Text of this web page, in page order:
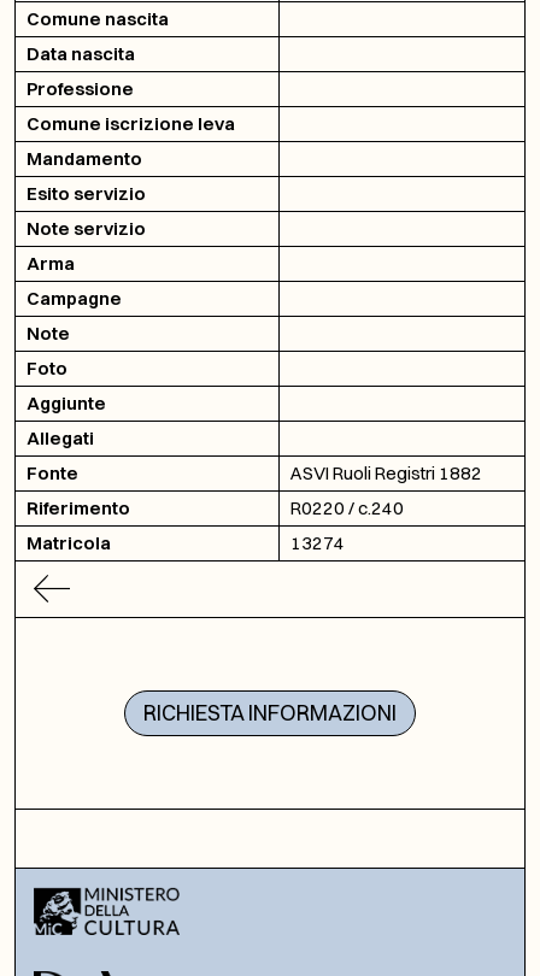
Comune nascita
Data nascita
Professione
Comune iscrizione leva
Mandamento
Esito servizio
Note servizio
Arma
Campagne
Note
Foto
Aggiunte
Allegati
Fonte
ASVI Ruoli Registri 1882
Riferimento
R0220 / c.240
Matricola
13274
RICHIESTA INFORMAZIONI